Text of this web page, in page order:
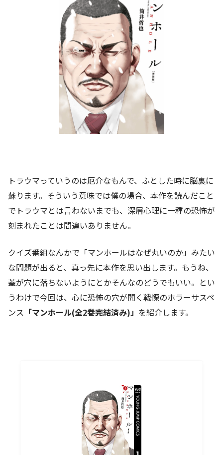
トラウマっていうのは厄介なもんで、ふとした時に脳裏に
蘇ります。そういう意味では僕の場合、本作を読んだこと
でトラウマとは言わないまでも、深層心理に一種の恐怖が
刻まれたことは間違いありません。
クイズ番組なんかで「マンホールはなぜ丸いのか」みたい
な問題が出ると、真っ先に本作を思い出します。もうね、
蓋が穴に落ちないようにとかそんなのどうでもいい。とい
うわけで今回は、心に恐怖の穴が開く戦慄のホラーサスペ
ンス 「マンホール(全2巻完結済み)」 を紹介します。